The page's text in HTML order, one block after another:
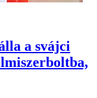
a svájci